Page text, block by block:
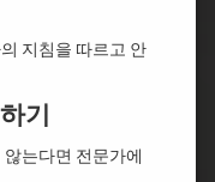
지침을 따르고 안
기
는다면 전문가에